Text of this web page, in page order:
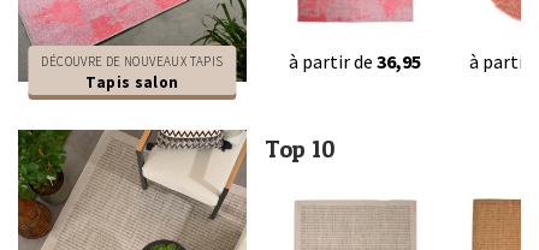
DÉCOUVRE DE NOUVEAUX TAPIS
Tapis salon
à partir de 36,95 à partir
Top 10